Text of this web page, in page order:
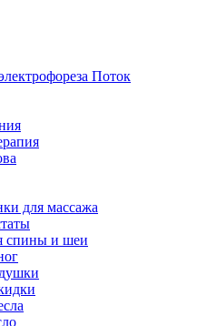
Поток
для массажа
спины и шеи